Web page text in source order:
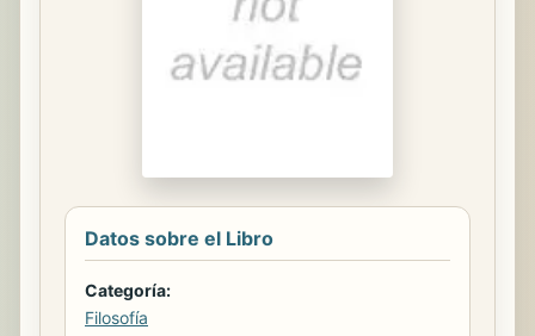
Datos sobre el Libro
Categoría:
Filosofía